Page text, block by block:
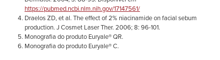
https://pubmed.ncbi.nlm.nih.gov/17147561/
Draelos ZD, et al. The effect of 2% niacinamide on facial sebum
production. J Cosmet Laser Ther. 2006; 8: 96-101.
Monografia do produto Euryale® QR.
Monografia do produto Euryale® C.